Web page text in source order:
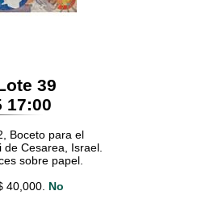
39
17:00
Boceto para el
Cesarea, Israel.
sobre papel.
40,000. No